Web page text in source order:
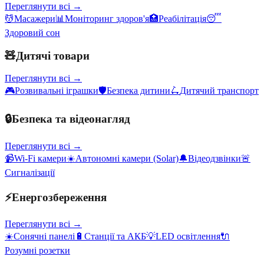
Переглянути всі →
💆Масажери📊 Моніторинг здоров'я🏥Реабілітація😴
Здоровий сон
🧸Дитячі товари
Переглянути всі →
🎮Розвивальні іграшки🛡️Безпека дитини🛴Дитячий транспорт
🔒Безпека та відеонагляд
Переглянути всі →
📹Wi-Fi камери☀️Автономні камери (Solar)🔔Відеодзвінки🚨
Сигналізації
⚡Енергозбереження
Переглянути всі →
☀️Сонячні панелі 🔋 Станції та АКБ💡LED освітлення🔌
Розумні розетки